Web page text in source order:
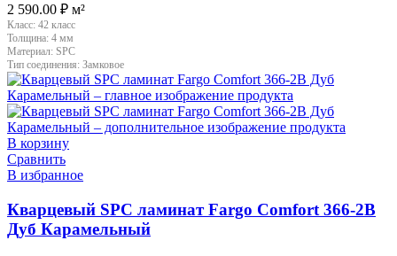
2 590.00 ₽ м²
Класс: 42 класс
Толщина: 4 мм
Материал: SPC
Тип соединения: Замковое
В корзину
Сравнить
В избранное
Кварцевый SPC ламинат Fargo Comfort 366-2B
Дуб Карамельный